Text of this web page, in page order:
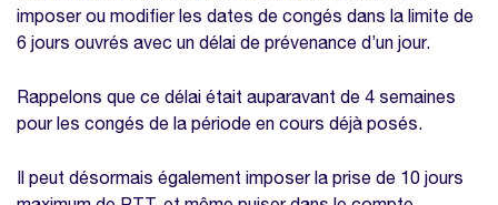
imposer ou modifier les dates de congés dans la limite de
6 jours ouvrés avec un délai de prévenance d’un jour.
Rappelons que ce délai était auparavant de 4 semaines
pour les congés de la période en cours déjà posés.
Il peut désormais également imposer la prise de 10 jours